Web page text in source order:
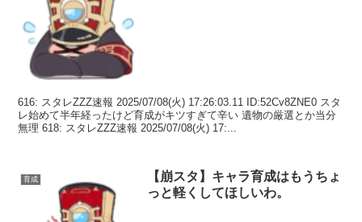
616: スタレZZZ速報 2025/07/08(火) 17:26:03.11 ID:52Cv8ZNE0 スタ
レ始めて半年経ったけど育成がキツすぎて辛い 遺物の厳選とか当分
無理 618: スタレZZZ速報 2025/07/08(火) 17:...
育成
【崩スタ】キャラ育成はもうちょ
っと軽くしてほしいわ。